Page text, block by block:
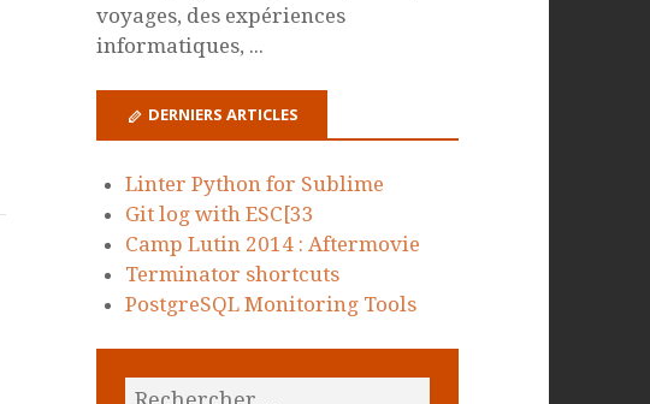
voyages, des expériences
informatiques, ...
DERNIERS ARTICLES
Linter Python for Sublime
Git log with ESC[33
Camp Lutin 2014 : Aftermovie
Terminator shortcuts
PostgreSQL Monitoring Tools